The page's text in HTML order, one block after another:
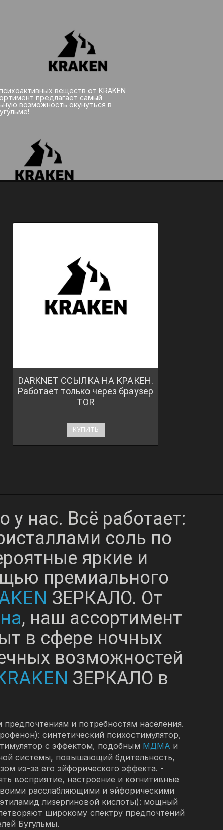
веществ от KRAKEN
предлагает самый
возможность окунуться в
DARKNET ССЫЛКА НА КРАКЕН.
Работает только через браузер
TOR
КУПИТЬ
нас. Всё работает:
соль по
яркие и
премиального
ЗЕРКАЛО. От
, наш ассортимент
в сфере ночных
возможностей
ЗЕРКАЛО в
и потребностям населения.
синтетический психостимулятор,
с эффектом, подобным МДМА и
системы, повышающий бдительность,
из-за его эйфорического эффекта. -
восприятие, настроение и когнитивные
расслабляющими и эйфорическими
лизергиновой кислоты): мощный
широкому спектру предпочтений
Бугульмы.